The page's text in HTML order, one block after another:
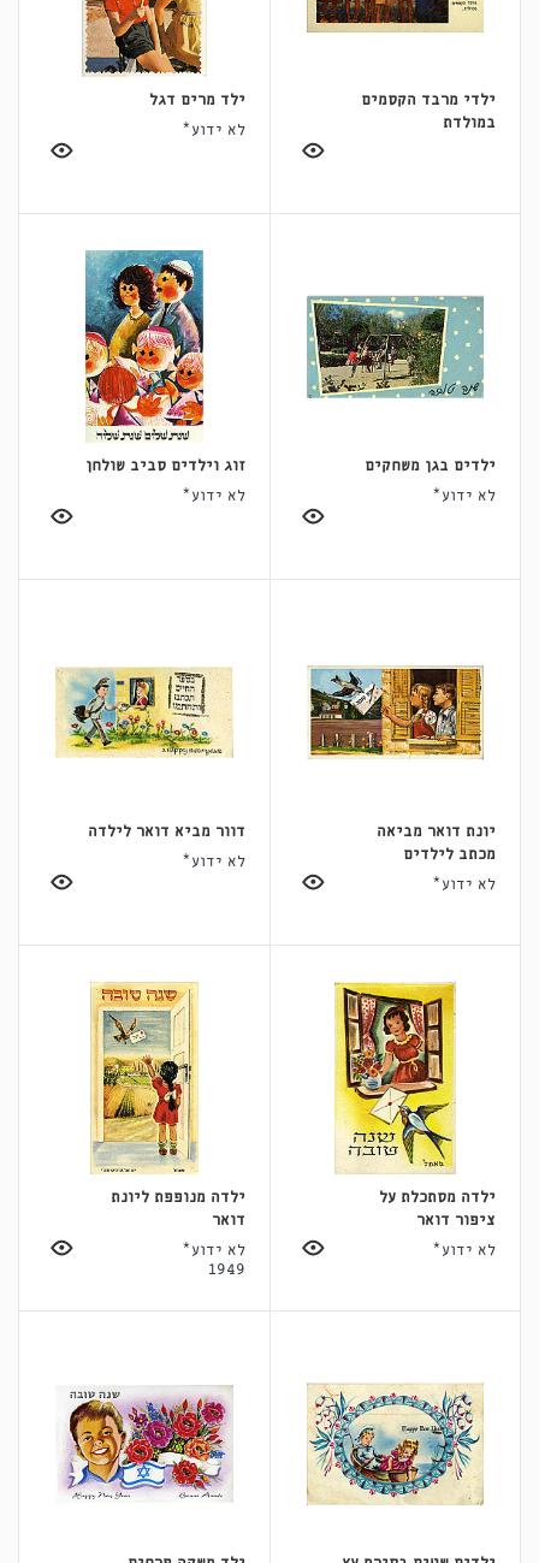
ילדי מרבד הקסמים
במולדת
ילד מרים דגל
לא ידוע*
ילדים בגן משחקים
לא ידוע*
זוג וילדים סביב שולחן
לא ידוע*
יונת דואר מביאה
מכתב לילדים
לא ידוע*
דוור מביא דואר לילדה
לא ידוע*
ילדה מסתכלת על
ציפור דואר
לא ידוע*
ילדה מנופפת ליונת
דואר
לא ידוע*
1949